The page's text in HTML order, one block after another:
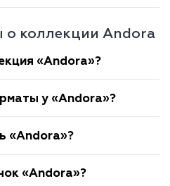
о коллекции Andora
«Andora»?
у «Andora»?
«Andora»?
«Andora»?